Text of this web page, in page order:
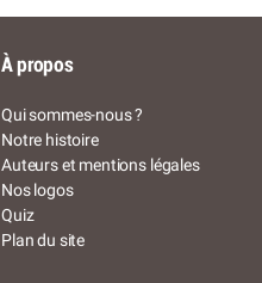
À propos
Qui sommes-nous ?
Notre histoire
Auteurs et mentions légales
Nos logos
Quiz
Plan du site